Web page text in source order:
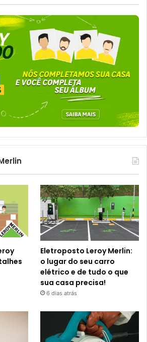
Eletroposto Leroy Merlin:
o lugar do seu carro
elétrico e de tudo o que
sua casa precisa!
6 dias atrás